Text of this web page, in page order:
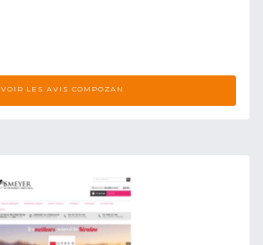
VOIR LES AVIS COMPOZAN